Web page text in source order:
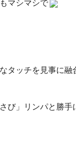
マシマシで
タッチを見事に融
び」リンパと勝手